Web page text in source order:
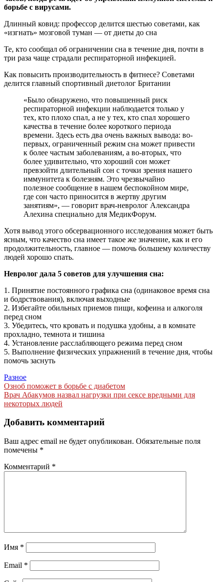
борьбе с вирусами.
Длинный ковид: профессор делится шестью советами, как
«изгнать» мозговой туман — от диеты до сна
Те, кто сообщал об ограничении сна в течение дня, почти в
три раза чаще страдали респираторной инфекцией.
Как повысить производительность в фитнесе? Советами
делится главный спортивный диетолог Британии
«Было обнаружено, что повышенный риск
респираторной инфекции наблюдается только у
тех, кто плохо спал, а не у тех, кто спал хорошего
качества в течение более короткого периода
времени. Здесь есть два очень важных вывода: во-
первых, ограниченный режим сна может привести
к более частым заболеваниям, а во-вторых, что
более удивительно, что хороший сон может
превзойти длительный сон с точки зрения нашего
иммунитета к болезням. Это чрезвычайно
полезное сообщение в нашем беспокойном мире,
где сон часто приносится в жертву другим
занятиям», — говорит врач-невролог Александра
Алехина специально для МедикФорум.
Хотя вывод этого обсервационного исследования может быть
ясным, что качество сна имеет такое же значение, как и его
продолжительность, главное — помочь большему количеству
людей хорошо спать.
Невролог дала 5 советов для улучшения сна:
1. Принятие постоянного графика сна (одинаковое время сна
и бодрствования), включая выходные
2. Избегайте обильных приемов пищи, кофеина и алкоголя
перед сном
3. Убедитесь, что кровать и подушка удобны, а в комнате
прохладно, темнота и тишина
4. Установление расслабляющего режима перед сном
5. Выполнение физических упражнений в течение дня, чтобы
помочь заснуть
Разное
Навигация
по
Озноб поможет в борьбе с диабетом
Врач Абакумов назвал нагрузки при сексе вредными для
некоторых людей
Добавить комментарий
Ваш адрес email не будет опубликован. Обязательные поля
помечены *
Комментарий *
Имя *
Email *